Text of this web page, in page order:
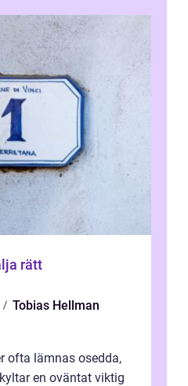
rätt
Tobias Hellman
ofta lämnas osedda,
en oväntat viktig